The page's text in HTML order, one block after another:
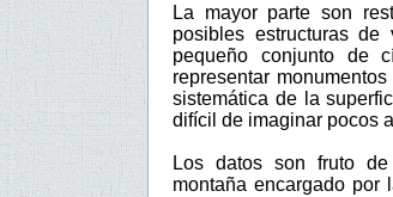
La mayor parte son
posibles estructuras
pequeño conjunto de
representar
sistemática de la
difícil de imaginar pocos
Los datos son fruto
montaña encargado